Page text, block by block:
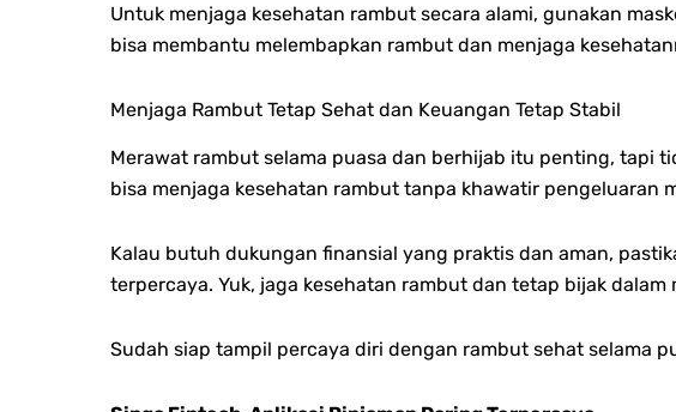
Untuk menjaga kesehatan rambut secara alami, gunakan
bisa membantu melembapkan rambut dan menjaga
Menjaga Rambut Tetap Sehat dan Keuangan Tetap Stabil
Merawat rambut selama puasa dan berhijab itu penting, tapi
bisa menjaga kesehatan rambut tanpa khawatir pengeluaran
Kalau butuh dukungan finansial yang praktis dan aman,
terpercaya. Yuk, jaga kesehatan rambut dan tetap bijak dalam
Sudah siap tampil percaya diri dengan rambut sehat selama